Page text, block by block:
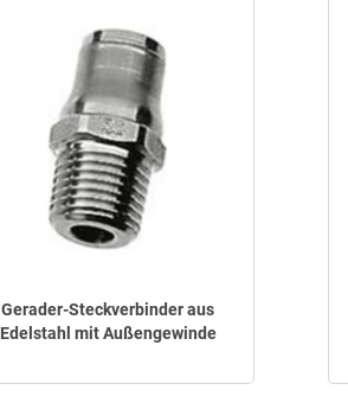
Gerader-Steckverbinder aus
Edelstahl mit Außengewinde